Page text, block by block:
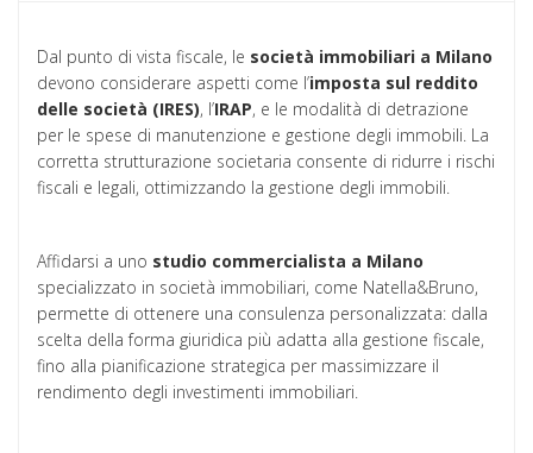
Dal punto di vista fiscale, le società immobiliari a Milano
devono considerare aspetti come l’imposta sul reddito
delle società (IRES), l’IRAP, e le modalità di detrazione
per le spese di manutenzione e gestione degli immobili. La
corretta strutturazione societaria consente di ridurre i rischi
fiscali e legali, ottimizzando la gestione degli immobili.
Affidarsi a uno studio commercialista a Milano
specializzato in società immobiliari, come Natella&Bruno,
permette di ottenere una consulenza personalizzata: dalla
scelta della forma giuridica più adatta alla gestione fiscale,
fino alla pianificazione strategica per massimizzare il
rendimento degli investimenti immobiliari.